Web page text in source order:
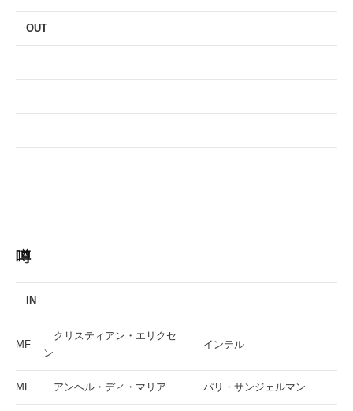
OUT
噂
IN
MF
クリスティアン・エリクセ
ン
インテル
MF アンヘル・ディ・マリア パリ・サンジェルマン